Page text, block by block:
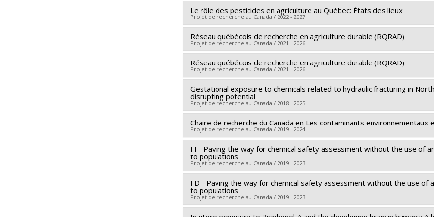
Le rôle des pesticides en agriculture au Québec: États des lieux
Projet de recherche au Canada / 2022 - 2027
Lead researcher : Jacques Brodeur
Co-researchers : Sébastien Sauvé,Maryse Bouchard,Maryse Bouchard
Funding sources:FRQNT/Fonds de recherche du Québec - Nature et
Grant programs: PVXXXXXX-Programme de recherche en partenariat -
Réseau québécois de recherche en agriculture durable (RQRAD)
Projet de recherche au Canada / 2021 - 2026
Funding sources:FRQNT/Fonds de recherche du Québec - Nature et
Grant programs:PVXXXXXX-Programme de recherche en partenariat -
Réseau québécois de recherche en agriculture durable (RQRAD)
Projet de recherche au Canada / 2021 - 2026
Lead researcher : Jacques Brodeur
Co-researchers : Sébastien Sauvé,
Lise Parent,Richard Bélanger,Dominique Michaud,Marc-Michel
Yergeau,George Saji,Valérie Langlois,Safia Hamoudi,Pedro
Mohammed Aider,Jean-Philippe Lessard,Charles Goulet,Jean-
Gravel,Jade Savage,Jason-Robert Tavares,Marc Bélisle, Pascale B.
Wilkinson,Charlotte Giard-Laliberté
Gestational exposure to chemicals related to hydraulic fracturing in
disrupting potential
Projet de recherche au Canada / 2018 - 2025
Lead researcher : Marc-André Verner
Co-researchers : Michèle Bouchard,Katherine Frohlich,Sami Haddad,
Vaillancourt,Pierre Ayotte,Géraldine Delbès,Jonathan Chevrier,
Beaudoin
Funding sources:IRSC/Instituts de recherche en santé du Canada
Grant programs:PVXXXXXX-(PJT) Subvention Projet
Chaire de recherche du Canada en Les contaminants environnementaux
Projet de recherche au Canada / 2019 - 2024
Lead researcher : Maryse Bouchard
Funding sources:SPIIE/Secrétariat des programmes interorganismes à
Grant programs:PVX50399-Chaires de recherche du Canada
FI - Paving the way for chemical safety assessment without the use of
to populations
Projet de recherche au Canada / 2019 - 2023
Lead researcher : Marc-André Verner,Marie-Josée Hébert
Co-researchers : Maryse Bouchard
Funding sources:SPIIE/Secrétariat des programmes interorganismes à
FD - Paving the way for chemical safety assessment without the use
to populations
Projet de recherche au Canada / 2019 - 2023